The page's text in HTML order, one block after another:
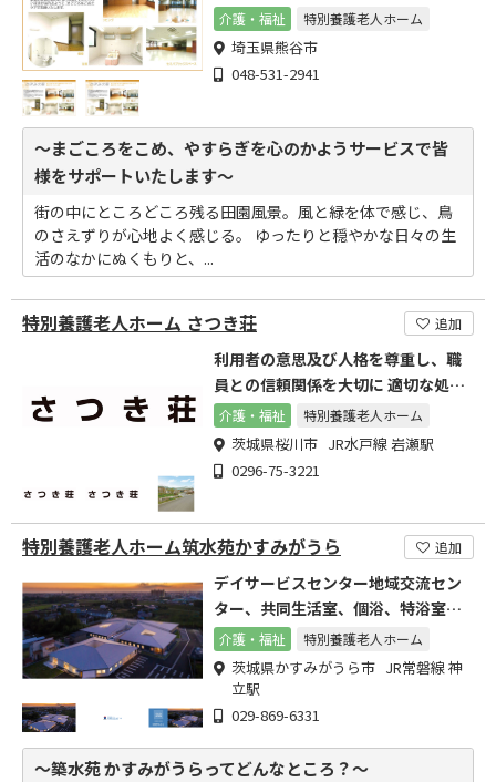
介護・福祉 特別養護老人ホーム
埼玉県熊谷市
048-531-2941
～まごころをこめ、やすらぎを心のかようサービスで皆
様をサポートいたします～
街の中にところどころ残る田園風景。風と緑を体で感じ、鳥
のさえずりが心地よく感じる。 ゆったりと穏やかな日々の生
活のなかにぬくもりと、...
特別養護老人ホーム さつき荘 追加
利用者の意思及び人格を尊重し、職
員との信頼関係を大切に 適切な処遇
に努力する。
介護・福祉 特別養護老人ホーム
茨城県桜川市 JR水戸線 岩瀬駅
0296-75-3221
特別養護老人ホーム筑水苑かすみがうら 追加
デイサービスセンター地域交流セン
ター、共同生活室、個浴、特浴室、
一般浴室談話コーナー、など
介護・福祉 特別養護老人ホーム
茨城県かすみがうら市 JR常磐線 神
立駅
029-869-6331
～築水苑 かすみがうらってどんなところ？～